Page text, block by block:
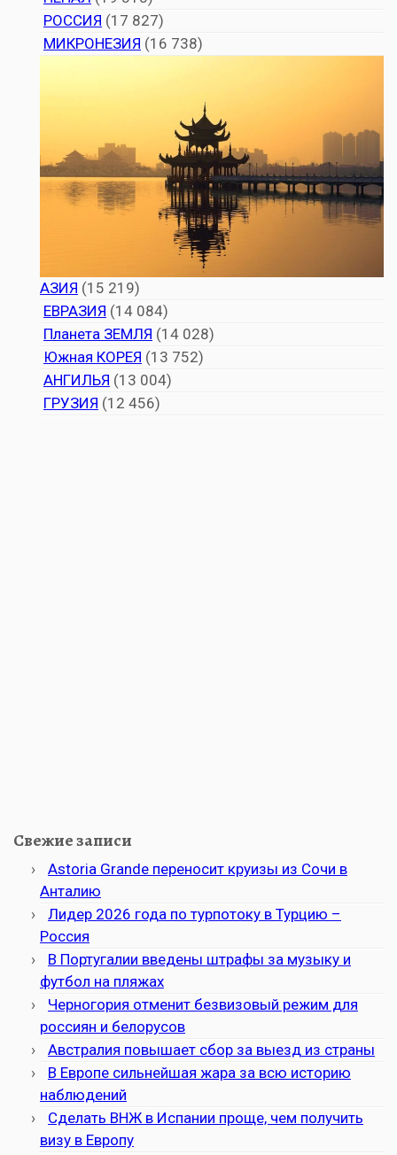
РОССИЯ (17 827)
МИКРОНЕЗИЯ (16 738)
АЗИЯ (15 219)
ЕВРАЗИЯ (14 084)
Планета ЗЕМЛЯ (14 028)
Южная КОРЕЯ (13 752)
АНГИЛЬЯ (13 004)
ГРУЗИЯ (12 456)
Свежие записи
Astoria Grande переносит круизы из Сочи в
Анталию
Лидер 2026 года по турпотоку в Турцию –
Россия
В Португалии введены штрафы за музыку и
футбол на пляжах
Черногория отменит безвизовый режим для
россиян и белорусов
Австралия повышает сбор за выезд из страны
В Европе сильнейшая жара за всю историю
наблюдений
Сделать ВНЖ в Испании проще, чем получить
визу в Европу